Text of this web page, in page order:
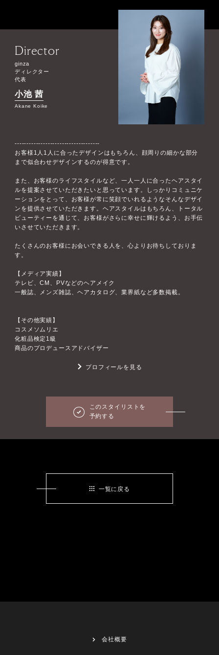
Director
ginza
ディレクター
代表
小池 茜
Akane Koike
------------------------------------
お客様1人1人に合ったデザインはもちろん、顔周りの細かな部分
まで似合わせデザインするのが得意です。
また、お客様のライフスタイルなど、一人一人に合ったヘアスタイ
ルを提案させていただきたいと思っています。しっかりコミュニケ
ーションをとって、お客様が常に笑顔でいれるようなそんなデザイ
ンを提供させていただきます。ヘアスタイルはもちろん、トータル
ビューティーを通じて、お客様がさらに幸せに輝けるよう、お手伝
いさせていただきます。
たくさんのお客様にお会いできる人を、心よりお待ちしておりま
す。
【メディア実績】
テレビ、CM、PVなどのヘアメイク
一般誌、メンズ雑誌、ヘアカタログ、業界紙など多数掲載。
【その他実績】
コスメソムリエ
化粧品検定1級
商品のプロデュースアドバイザー
プロフィールを見る
このスタイリストを
予約する
一覧に戻る
会社概要